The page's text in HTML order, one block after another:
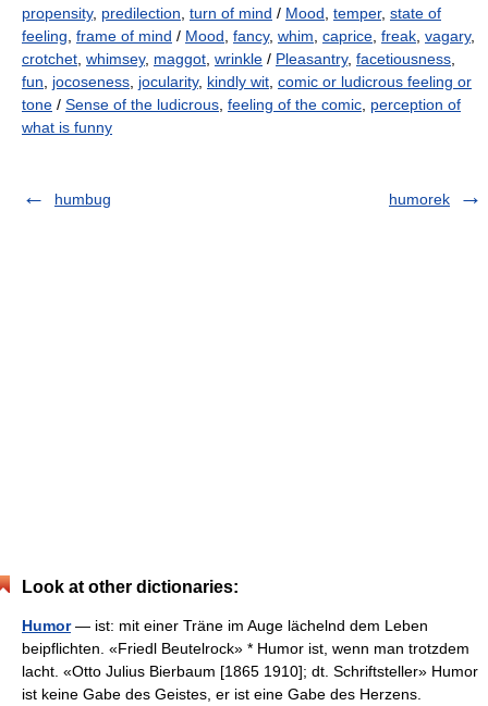
propensity, predilection turn of mind / Mood temper, state of
feeling frame of mind / Mood fancy, whim caprice freak vagary,
crotchet whimsey, maggot wrinkle / Pleasantry, facetiousness
fun
jocoseness jocularity, kindly wit comic or ludicrous feeling or
tone / Sense of the ludicrous feeling of the comic perception of
what is funny
humbug humorek
Look at other dictionaries:
Humor— ist: mit einer Träne im Auge lächelnd dem Leben
beipflichten. «Friedl Beutelrock» * Humor ist, wenn man trotzdem
lacht. «Otto Julius Bierbaum [1865 1910]; dt. Schriftsteller» Humor
ist keine Gabe des Geistes, er ist eine Gabe des Herzens.